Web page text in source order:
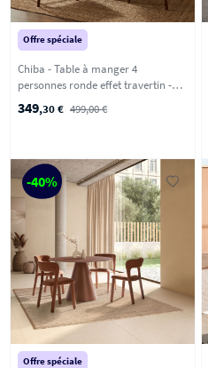
Offre spéciale
Chiba - Table à manger 4
personnes ronde effet travertin -
Beige
349,30 € 499,00 €
-40%
Offre spéciale